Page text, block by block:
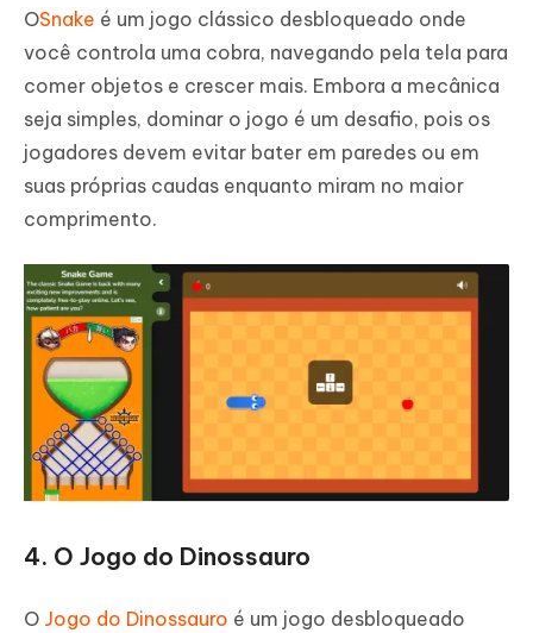
OSnake é um jogo clássico desbloqueado onde
você controla uma cobra, navegando pela tela para
comer objetos e crescer mais. Embora a mecânica
seja simples, dominar o jogo é um desafio, pois os
jogadores devem evitar bater em paredes ou em
suas próprias caudas enquanto miram no maior
comprimento.
4. O Jogo do Dinossauro
O Jogo do Dinossauro é um jogo desbloqueado